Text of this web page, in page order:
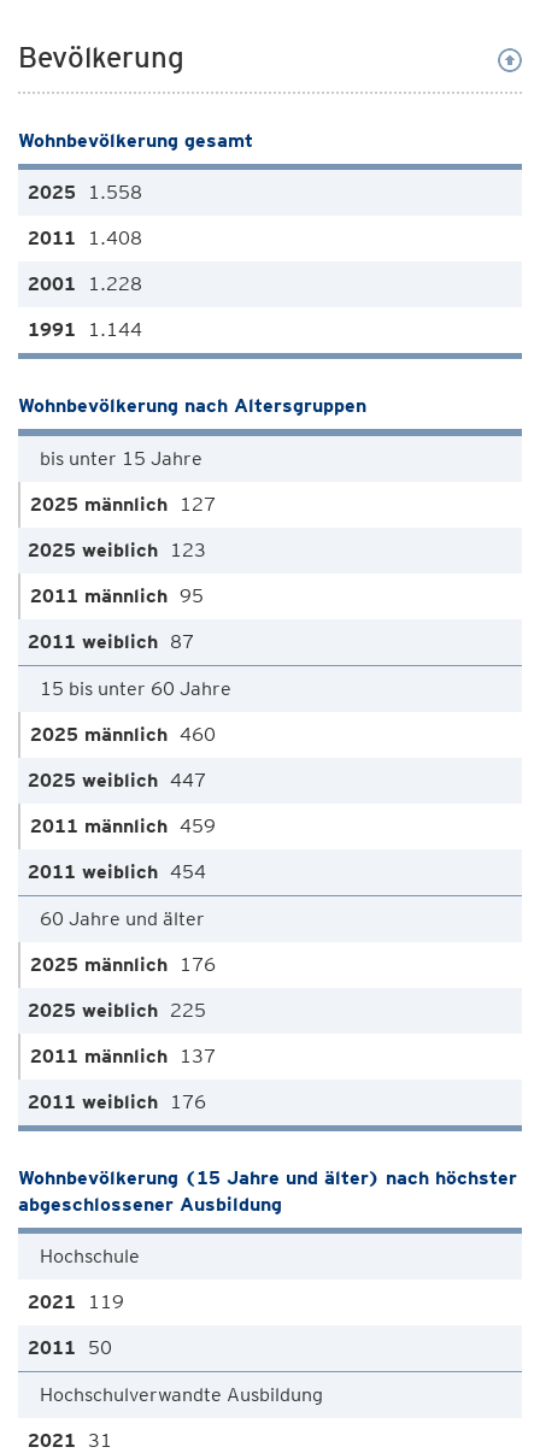
Bevölkerung
Wohnbevölkerung gesamt
1.558
1.408
1.228
1.144
Wohnbevölkerung nach Altersgruppen
bis unter 15 Jahre
127
123
95
87
15 bis unter 60 Jahre
460
447
459
454
60 Jahre und älter
176
225
137
176
Wohnbevölkerung (15 Jahre und älter) nach höchster
abgeschlossener Ausbildung
Hochschule
119
50
Hochschulverwandte Ausbildung
31